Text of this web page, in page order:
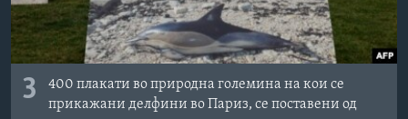
3
400 плакати во природна големина на кои се
прикажани делфини во Париз, се поставени од